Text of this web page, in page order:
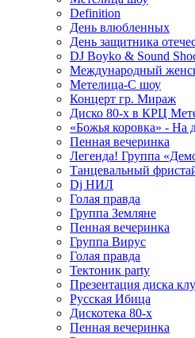
Definition
День влюбленных
День защитника
DJ Boyko & Sound
Международный
Метелица-С шоу
Концерт гр. Мираж
Диско 80-х в КРЦ
«Божья коровка» - На
Пенная вечеринка
Легенда! Группа
Танцевальный
Dj НИЛ
Голая правда
Группа Земляне
Пенная вечеринка
Группа Вирус
Голая правда
Тектоник party
Презентация диска
Русская Ибица
Дискотека 80-х
Пенная вечеринка